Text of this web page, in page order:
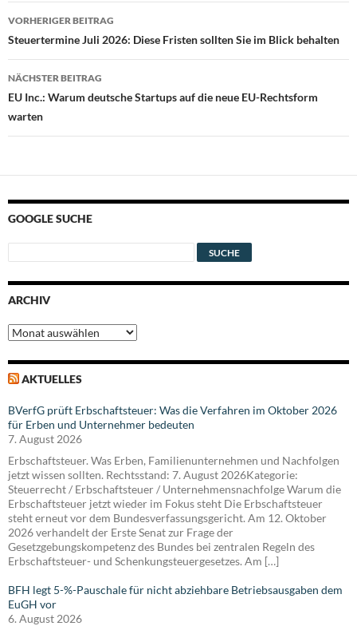
Beitragsnavigation
VORHERIGER BEITRAG
Steuertermine Juli 2026: Diese Fristen sollten Sie im Blick behalten
NÄCHSTER BEITRAG
EU Inc.: Warum deutsche Startups auf die neue EU-Rechtsform
warten
GOOGLE SUCHE
ARCHIV
Archiv
AKTUELLES
BVerfG prüft Erbschaftsteuer: Was die Verfahren im Oktober 2026
für Erben und Unternehmer bedeuten
7. August 2026
Erbschaftsteuer. Was Erben, Familienunternehmen und Nachfolgen
jetzt wissen sollten. Rechtsstand: 7. August 2026Kategorie:
Steuerrecht / Erbschaftsteuer / Unternehmensnachfolge Warum die
Erbschaftsteuer jetzt wieder im Fokus steht Die Erbschaftsteuer
steht erneut vor dem Bundesverfassungsgericht. Am 12. Oktober
2026 verhandelt der Erste Senat zur Frage der
Gesetzgebungskompetenz des Bundes bei zentralen Regeln des
Erbschaftsteuer- und Schenkungsteuergesetzes. Am […]
BFH legt 5-%-Pauschale für nicht abziehbare Betriebsausgaben dem
EuGH vor
6. August 2026